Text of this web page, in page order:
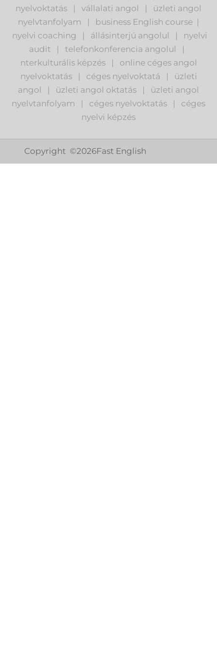
nyelvoktatás
| vállalati angol |
üzleti angol
nyelvtanfolyam
| business English course |
nyelvi coaching
| állásinterjú angolul |
nyelvi
audit
| telefonkonferencia angolul
|
nterkulturális képzés
| online céges angol
nyelvoktatás
| céges nyelvoktatá |
üzleti
angol
| üzleti angol oktatás |
üzleti angol
nyelvtanfolyam
| céges nyelvoktatás |
céges
nyelvi képzés
Copyright ©2026Fast English